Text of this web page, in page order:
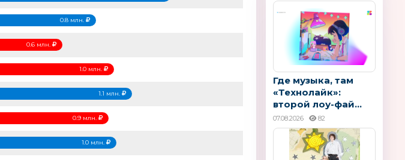
0.8 млн.
0.6 млн.
1.0 млн.
1.1 млн.
0.9 млн.
1.0 млн.
Где музыка, там
«Технолайк»:
второй лоу-фай...
07.08.2026 82